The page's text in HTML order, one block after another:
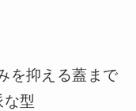
を抑える蓋まで
型